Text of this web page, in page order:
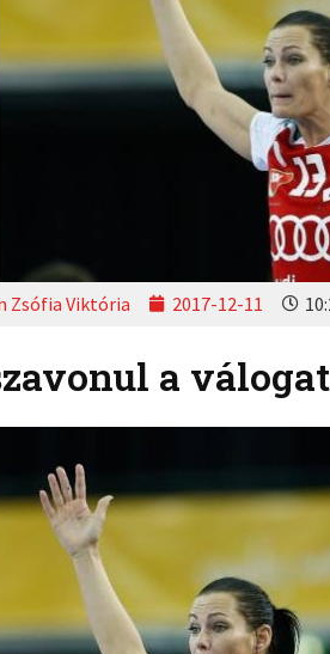
Zsófia Viktória 2017-12-11
a